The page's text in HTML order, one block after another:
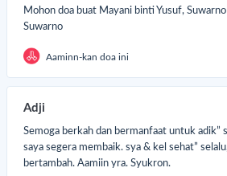
Mohon doa buat Mayani binti Yusuf,
Suwarno
Aaminn-kan doa ini
Adji
Semoga berkah dan bermanfaat untuk adik”
saya segera membaik. sya & kel sehat”
bertambah. Aamiin yra. Syukron.